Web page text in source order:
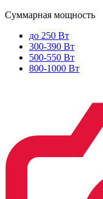
Суммарная мощность
до 250 Вт
300-390 Вт
500-550 Вт
800-1000 Вт